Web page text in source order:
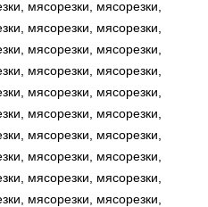
мясорезки, мясорезки,
мясорезки, мясорезки,
мясорезки, мясорезки,
мясорезки, мясорезки,
мясорезки, мясорезки,
мясорезки, мясорезки,
мясорезки, мясорезки,
мясорезки, мясорезки,
мясорезки, мясорезки,
мясорезки, мясорезки,